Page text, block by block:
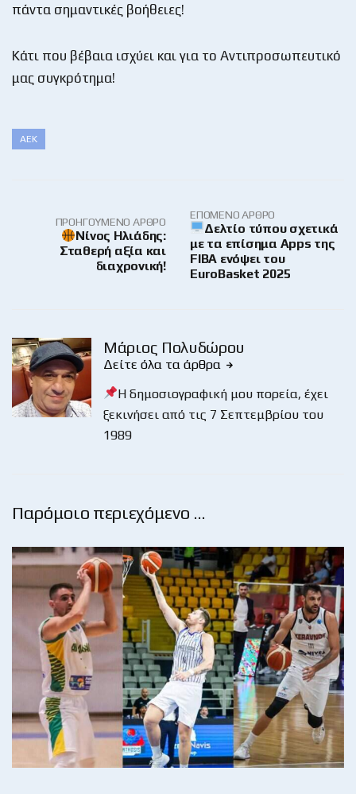
πάντα σημαντικές βοήθειες!
Κάτι που βέβαια ισχύει και για το Αντιπροσωπευτικό
μας συγκρότημα!
ΑΕΚ
ΠΡΟΗΓΟΎΜΕΝΟ ΆΡΘΡΟ
Νίνος Ηλιάδης:
Σταθερή αξία και
διαχρονική!
ΕΠΌΜΕΝΟ ΆΡΘΡΟ
Δελτίο τύπου σχετικά
με τα επίσημα Apps της
FIBA ενόψει του
EuroBasket 2025
Μάριος Πολυδώρου
Δείτε όλα τα άρθρα
Η δημοσιογραφική μου πορεία, έχει
ξεκινήσει από τις 7 Σεπτεμβρίου του
1989
Παρόμοιο περιεχόμενο …